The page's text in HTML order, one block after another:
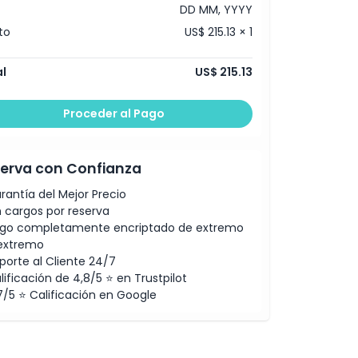
DD MM, YYYY
US$ 215.13 × 1
US$ 215.13
Proceder al Pago
con Confianza
del Mejor Precio
cargos por reserva
completamente encriptado de extremo
al Cliente 24/7
de 4,8/5 ⭐ en Trustpilot
5 ⭐ Calificación en Google